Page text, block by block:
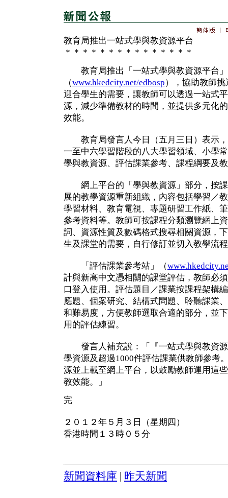
教育局推出一站式學與教資源平台
＊＊＊＊＊＊＊＊＊＊＊＊＊＊＊
教育局推出「一站式學與教資源平台」
（www.hkedcity.net/edbosp），協助教師
迎合學生的需要，讓教師可以透過一站式
源，減少準備教材的時間，並提供多元化
效能。
教育局發言人今日（五月三日）表示，
一至中六學習階段的八大學習領域、小學
學與教資源、評估課業參考、課程綱要及
網上平台的「學與教資源」部分，按課
展的教學資源重新組織，內容包括學習／
學習材料、教育電視、專題研習工作紙、
參考資料等。教師可按課程分類瀏覽網上
詞、資源性質及數碼格式搜尋相關資源，
生及課堂的需要，自行修訂並切入教學流
「評估課業參考站」（
計與新高中文憑相關的課堂評估，教師必
口登入使用。評估題目／課業按課程架構
應題、個案研究、結構式問題、聆聽課業
和難易度，方便教師選取合適的部分，並
用的評估練習。
發言人補充說：「『一站式學與教資源
學資源及超過1000件評估課業供教師參考
源並上載至網上平台，以鼓勵教師運用這
教效能。」
完
２０１２年５月３日（星期四）
香港時間１３時０５分
新聞資料庫 昨天新聞